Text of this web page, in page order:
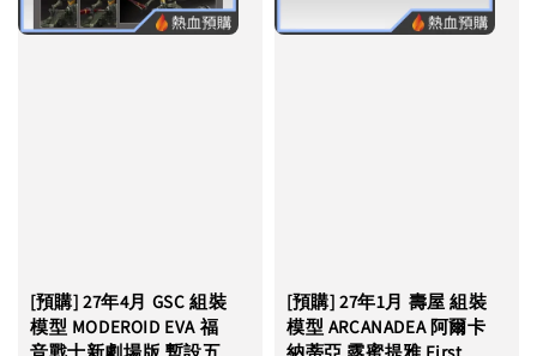
[預購] 27年4月 GSC 組裝
模型 MODEROID EVA 福
[預購] 27年1月 壽屋 組裝
模型 ARCANADEA 阿爾卡